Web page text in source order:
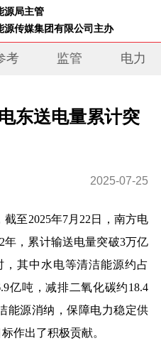
源局主管
源传媒集团有限公司主办
考 监管 电力
东送电量累计突
2025-07-25
至2025年7月22日，南方电
年，累计输送电量突破3万亿
，其中水电等清洁能源约占
亿吨，减排二氧化碳约18.4
能源消纳，保障电力稳定供
作出了积极贡献。